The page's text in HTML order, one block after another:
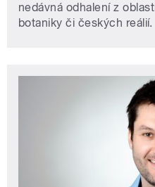
nedávná odhalení z
botaniky či českých reálií.